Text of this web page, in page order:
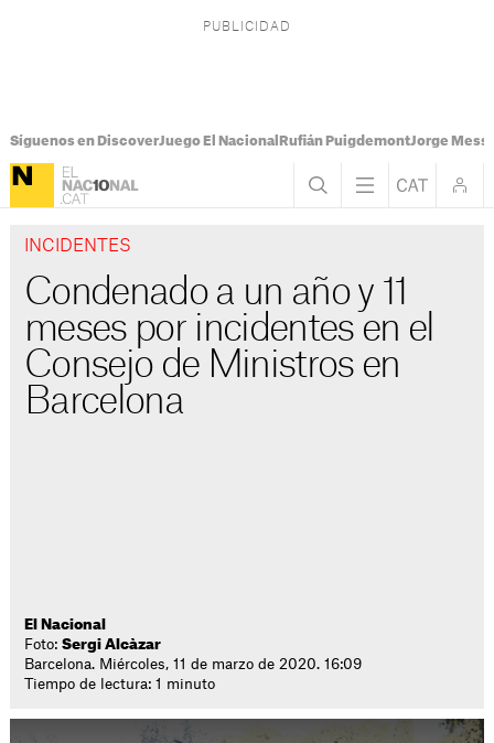
Síguenos en DiscoverJuego El Nacional Rufián PuigdemontJorge Messi
INCIDENTES
Condenado a un año y 11
meses por incidentes en el
Consejo de Ministros en
Barcelona
El Nacional
Foto:Sergi Alcàzar
Barcelona. Miércoles, 11 de marzo de 2020. 16:09
Tiempo de lectura: 1 minuto